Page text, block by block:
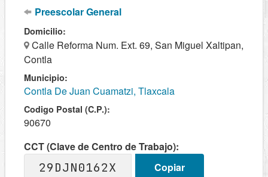
Preescolar General
Domicilio:
Calle Reforma Num. Ext. 69, San Miguel Xaltipan,
Contla
Municipio:
Contla De Juan Cuamatzi, Tlaxcala
Codigo Postal (C.P.):
90670
CCT (Clave de Centro de Trabajo):
29DJN0162X
Copiar